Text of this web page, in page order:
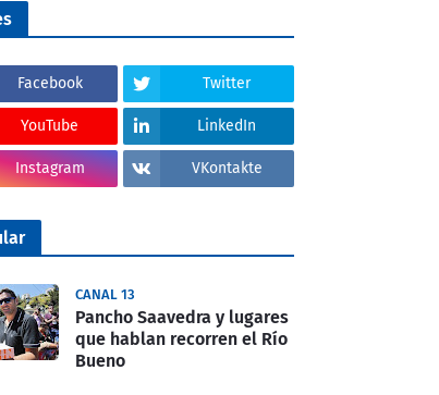
Facebook Twitter
YouTube LinkedIn
Instagram VKontakte
CANAL 13
Pancho Saavedra y lugares
que hablan recorren el Río
Bueno